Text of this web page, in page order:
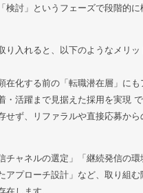
検討」というフェーズで段階的
り入れると 、 以下のよ うなメ リ
在化する前の「転職潜在層」に
・活躍まで見据えた採用を実現
せず、リファラルや直接応募か
チャネルの選定」「継続発信の環
アプローチ設計」など、取り組